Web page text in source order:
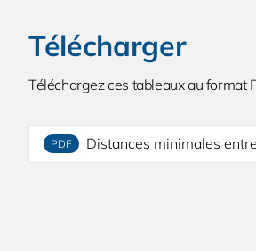
Télécharger
Téléchargez ces tableaux au format
PDF Distances minimales